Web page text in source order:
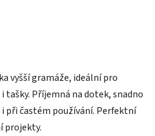
vyšší gramáže, ideální pro
tašky. Příjemná na dotek, snadno
i při častém používání. Perfektní
projekty.